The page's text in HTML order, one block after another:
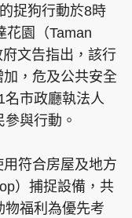
捉狗行動於8時
花園（Taman
文告指出，該行
，危及公共安全
名市政廳執法人
與行動。
符合房屋及地方
）捕捉設備，共
物福利為優先考